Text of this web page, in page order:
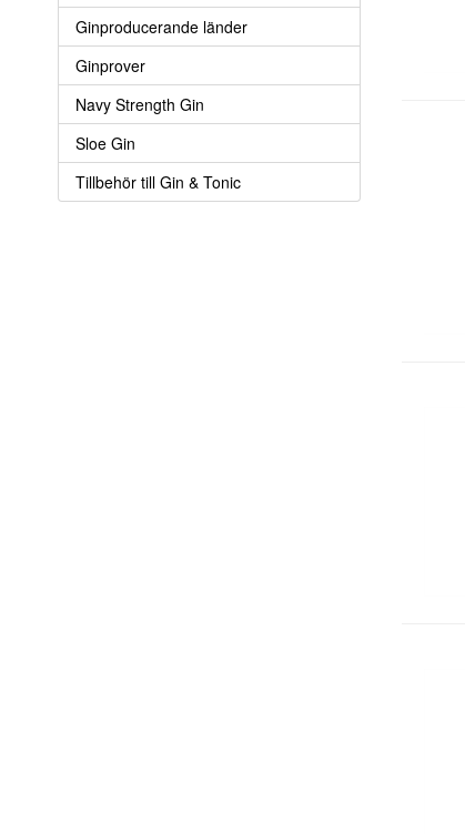
Ginproducerande länder
Ginprover
Navy Strength Gin
Sloe Gin
Tillbehör till Gin & Tonic